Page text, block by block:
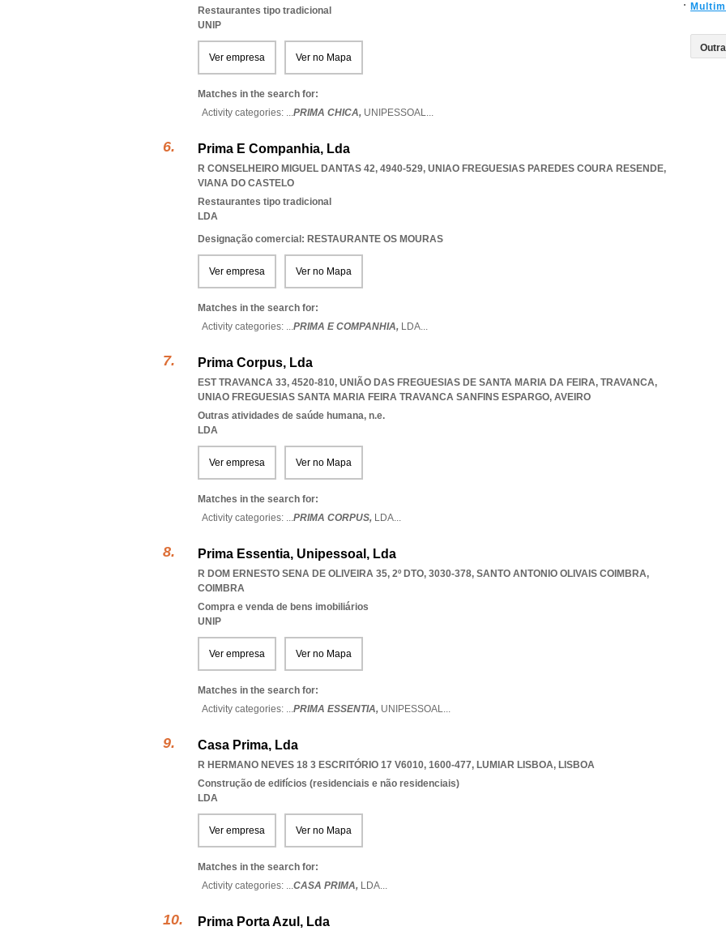
Restaurantes tipo tradicional
UNIP
Ver empresa Ver no Mapa
Matches in the search for:
Activity categories: ...PRIMA CHICA, UNIPESSOAL...
Prima E Companhia, Lda
R CONSELHEIRO MIGUEL DANTAS 42, 4940-529, UNIAO FREGUESIAS PAREDES COURA RESENDE,
VIANA DO CASTELO
Restaurantes tipo tradicional
LDA
Designação comercial: RESTAURANTE OS MOURAS
Ver empresa Ver no Mapa
Matches in the search for:
Activity categories: ...PRIMA E COMPANHIA, LDA...
Prima Corpus, Lda
EST TRAVANCA 33, 4520-810, UNIÃO DAS FREGUESIAS DE SANTA MARIA DA FEIRA, TRAVANCA,
UNIAO FREGUESIAS SANTA MARIA FEIRA TRAVANCA SANFINS ESPARGO, AVEIRO
Outras atividades de saúde humana, n.e.
LDA
Ver empresa Ver no Mapa
Matches in the search for:
Activity categories: ...PRIMA CORPUS, LDA...
Prima Essentia, Unipessoal, Lda
R DOM ERNESTO SENA DE OLIVEIRA 35, 2º DTO, 3030-378, SANTO ANTONIO OLIVAIS COIMBRA,
COIMBRA
Compra e venda de bens imobiliários
UNIP
Ver empresa Ver no Mapa
Matches in the search for:
Activity categories: ...PRIMA ESSENTIA, UNIPESSOAL...
Casa Prima, Lda
R HERMANO NEVES 18 3 ESCRITÓRIO 17 V6010, 1600-477, LUMIAR LISBOA, LISBOA
Construção de edifícios (residenciais e não residenciais)
LDA
Ver empresa Ver no Mapa
Matches in the search for:
Activity categories: ...CASA PRIMA, LDA...
Prima Porta Azul, Lda